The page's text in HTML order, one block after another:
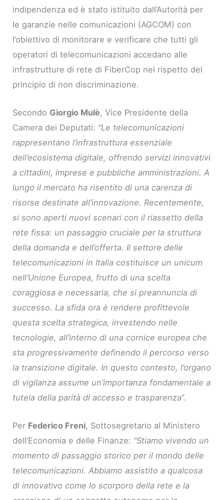
indipendenza ed è stato istituito dall’Autorità per
le garanzie nelle comunicazioni (AGCOM) con
l’obiettivo di monitorare e verificare che tutti gli
operatori di telecomunicazioni accedano alle
infrastrutture di rete di FiberCop nel rispetto del
principio di non discriminazione.
Secondo Giorgio Mulè, Vice Presidente della
Camera dei Deputati: “Le telecomunicazioni
rappresentano l’infrastruttura essenziale
dell’ecosistema digitale, offrendo servizi innovativi
a cittadini, imprese e pubbliche amministrazioni. A
lungo il mercato ha risentito di una carenza di
risorse destinate all’innovazione. Recentemente,
si sono aperti nuovi scenari con il riassetto della
rete fissa: un passaggio cruciale per la struttura
della domanda e dell’offerta. Il settore delle
telecomunicazioni in Italia costituisce un unicum
nell’Unione Europea, frutto di una scelta
coraggiosa e necessaria, che si preannuncia di
successo. La sfida ora è rendere profittevole
questa scelta strategica, investendo nelle
tecnologie, all’interno di una cornice europea che
sta progressivamente definendo il percorso verso
la transizione digitale. In questo contesto, l’organo
di vigilanza assume un’importanza fondamentale a
tutela della parità di accesso e trasparenza”.
Per Federico Freni, Sottosegretario al Ministero
dell’Economia e delle Finanze: “Stiamo vivendo un
momento di passaggio storico per il mondo delle
telecomunicazioni. Abbiamo assistito a qualcosa
di innovativo come lo scorporo della rete e la